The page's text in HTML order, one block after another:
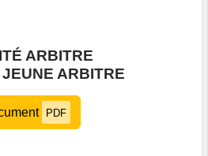
ARBITRE
ARBITRE
PDF